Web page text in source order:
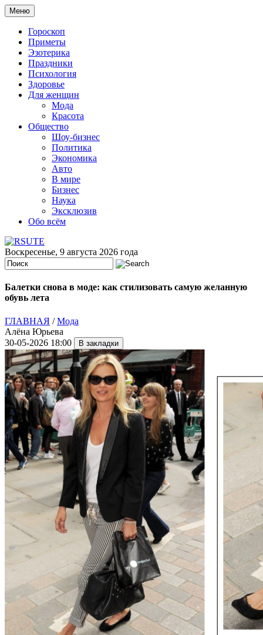
Меню
Гороскоп
Приметы
Эзотерика
Праздники
Психология
Здоровье
Для женщин
Мода
Красота
Общество
Шоу-бизнес
Политика
Экономика
Авто
В мире
Бизнес
Наука
Эксклюзив
Обо всём
Воскресенье, 9 августа 2026 года
Балетки снова в моде: как стилизовать самую желанную
обувь лета
ГЛАВНАЯ /Мода
Алёна Юрьева
30-05-2026 18:00